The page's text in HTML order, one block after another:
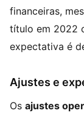
financeiras,
título em 2022
expectativa é
Ajustes e
Os ajustes